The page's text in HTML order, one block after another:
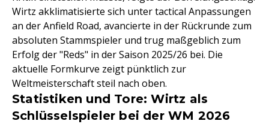
Wirtz akklimatisierte sich unter tactical Anpassungen
an der Anfield Road, avancierte in der Rückrunde zum
absoluten Stammspieler und trug maßgeblich zum
Erfolg der "Reds" in der Saison 2025/26 bei. Die
aktuelle Formkurve zeigt pünktlich zur
Weltmeisterschaft steil nach oben.
Statistiken und Tore: Wirtz als
Schlüsselspieler bei der WM 2026